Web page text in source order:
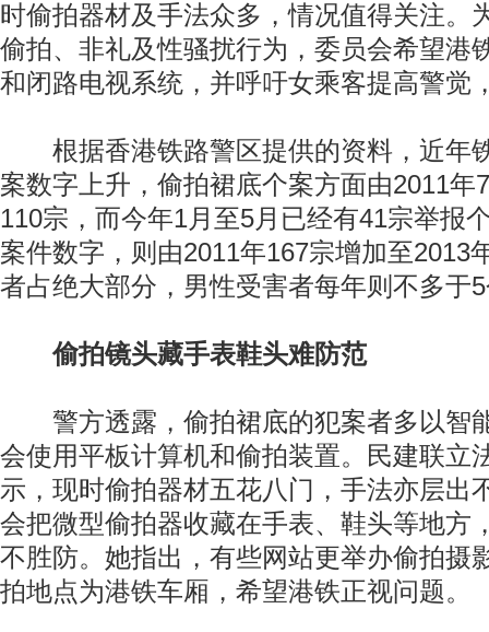
时偷拍器材及手法众多，情况值得关注。
偷拍、非礼及性骚扰行为，委员会希望港
和闭路电视系统，并呼吁女乘客提高警觉
根据香港铁路警区提供的资料，近年
案数字上升，偷拍裙底个案方面由2011年
110宗，而今年1月至5月已经有41宗举报
案件数字，则由2011年167宗增加至2013
者占绝大部分，男性受害者每年则不多于
偷拍镜头藏手表鞋头难防范
警方透露，偷拍裙底的犯案者多以智
会使用平板计算机和偷拍装置。民建联立
示，现时偷拍器材五花八门，手法亦层出
会把微型偷拍器收藏在手表、鞋头等地方
不胜防。她指出，有些网站更举办偷拍摄
拍地点为港铁车厢，希望港铁正视问题。